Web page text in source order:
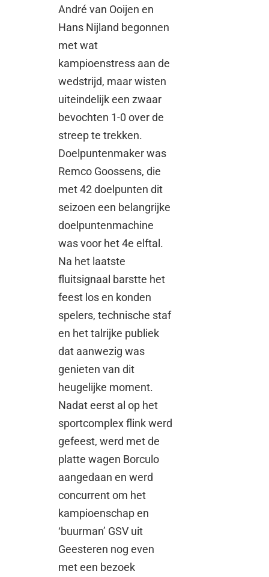
André van Ooijen en
Hans Nijland begonnen
met wat
kampioenstress aan de
wedstrijd, maar wisten
uiteindelijk een zwaar
bevochten 1-0 over de
streep te trekken.
Doelpuntenmaker was
Remco Goossens, die
met 42 doelpunten dit
seizoen een belangrijke
doelpuntenmachine
was voor het 4e elftal.
Na het laatste
fluitsignaal barstte het
feest los en konden
spelers, technische staf
en het talrijke publiek
dat aanwezig was
genieten van dit
heugelijke moment.
Nadat eerst al op het
sportcomplex flink werd
gefeest, werd met de
platte wagen Borculo
aangedaan en werd
concurrent om het
kampioenschap en
‘buurman’ GSV uit
Geesteren nog even
met een bezoek